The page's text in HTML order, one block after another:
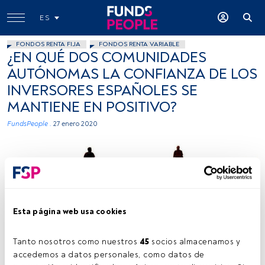
Esta página web usa cookies
Tanto nosotros como nuestros 45 socios almacenamos y
accedemos a datos personales, como datos de
ES
FONDOS RENTA FIJA FONDOS RENTA VARIABLE
¿EN QUÉ DOS COMUNIDADES
AUTÓNOMAS LA CONFIANZA DE LOS
INVERSORES ESPAÑOLES SE
MANTIENE EN POSITIVO?
FundsPeople . 27 enero 2020